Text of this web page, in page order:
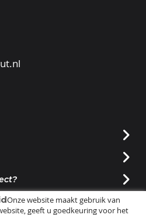
Onze website maakt gebruik van
geeft u goedkeuring voor het